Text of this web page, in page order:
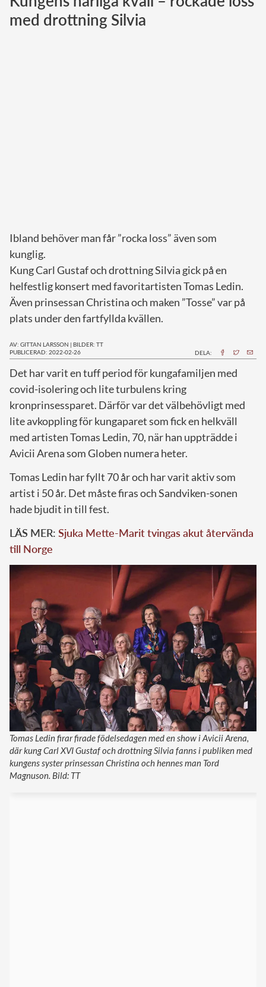
Norska kungahuset
med drottning Silvia
Ibland behöver man får ”rocka loss” även som
kunglig.
Kung Carl Gustaf och drottning Silvia gick på en
helfestlig konsert med favoritartisten Tomas Ledin.
Även prinsessan Christina och maken ”Tosse” var på
plats under den fartfyllda kvällen.
AV: GITTAN LARSSON | BILDER: TT
PUBLICERAD: 2022-02-26
DELA:
Det har varit en tuff period för kungafamiljen med
covid-isolering och lite turbulens kring
kronprinsessparet. Därför var det välbehövligt med
lite avkoppling för kungaparet som fick en helkväll
med artisten Tomas Ledin, 70, när han uppträdde i
Avicii Arena som Globen numera heter.
Tomas Ledin har fyllt 70 år och har varit aktiv som
artist i 50 år. Det måste firas och Sandviken-sonen
hade bjudit in till fest.
LÄS MER: Sjuka Mette-Marit tvingas akut återvända
till Norge
Tomas Ledin firar firade födelsedagen med en show i Avicii Arena,
där kung Carl XVI Gustaf och drottning Silvia fanns i publiken med
kungens syster prinsessan Christina och hennes man Tord
Magnuson. Bild: TT